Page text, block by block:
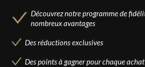
Découvrez notre programme de
nombreux avantages
Des réductions exclusives
Des points à gagner pour chaque achat